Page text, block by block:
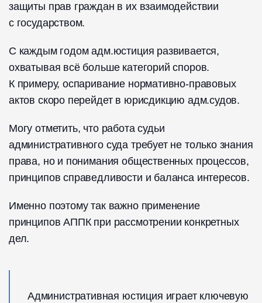
защиты прав граждан в их взаимодействии
с государством.
С каждым годом адм.юстиция развивается,
охватывая всё больше категорий споров.
К примеру, оспаривание нормативно-правовых
актов скоро перейдет в юрисдикцию адм.судов.
Могу отметить, что работа судьи
административного суда требует не только знания
права, но и понимания общественных процессов,
принципов справедливости и баланса интересов.
Именно поэтому так важно применение
принципов АППК при рассмотрении конкретных
дел.
Административная юстиция играет ключевую